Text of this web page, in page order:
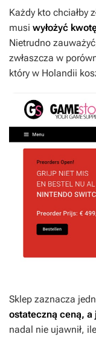
Każdy kto chciałby
musi wyłożyć
Nietrudno
zwłaszcza w
który w Holandii
Sklep zaznacza
ostateczną ceną, a
nadal nie ujawnił,